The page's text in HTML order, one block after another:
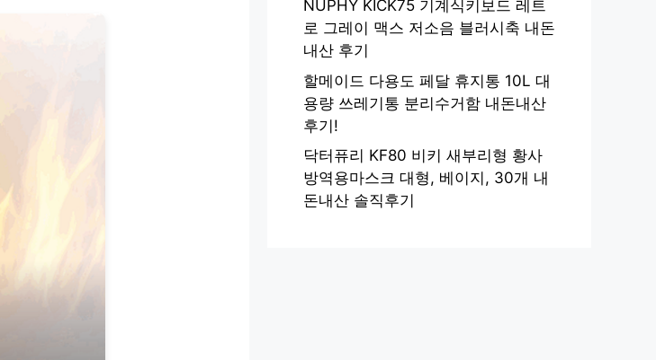
NUPHY KICK75 기계식키보드 레트
로 그레이 맥스 저소음 블러시축 내돈
내산 후기
할메이드 다용도 페달 휴지통 10L 대
용량 쓰레기통 분리수거함 내돈내산
후기!
닥터퓨리 KF80 비키 새부리형 황사
방역용마스크 대형, 베이지, 30개 내
돈내산 솔직후기